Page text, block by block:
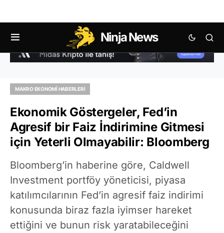
Ninja News
MAKRO EKONOMI HABERLERI
Ekonomik Göstergeler, Fed’in
Agresif bir Faiz İndirimine Gitmesi
için Yeterli Olmayabilir: Bloomberg
Bloomberg’in haberine göre, Caldwell
Investment portföy yöneticisi, piyasa
katılımcılarının Fed’in agresif faiz indirimi
konusunda biraz fazla iyimser hareket
ettiğini ve bunun risk yaratabileceğini